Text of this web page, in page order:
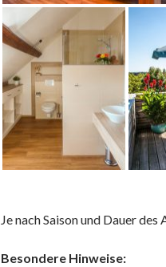
Je nach Saison und Dauer
Besondere Hinweise: